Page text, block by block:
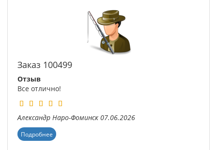
Заказ 100499
Отзыв
Все отлично!
Александр Наро-Фоминск 07.06.2026
Подробнее